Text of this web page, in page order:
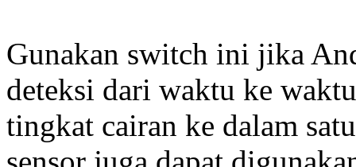
Gunakan switch ini jika
deteksi dari waktu ke
tingkat cairan ke dalam